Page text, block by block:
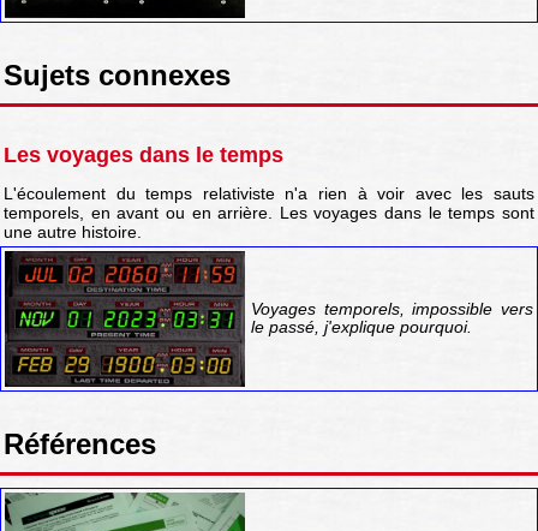
Sujets connexes
Les voyages dans le temps
L'écoulement du temps relativiste n'a rien à voir avec les sauts
temporels, en avant ou en arrière. Les voyages dans le temps sont
une autre histoire.
Voyages temporels, impossible vers
le passé, j'explique pourquoi.
Références